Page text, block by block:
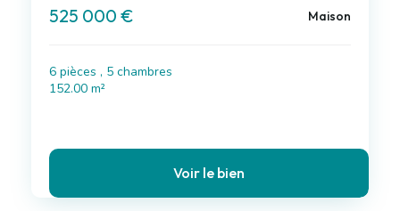
525 000 € Maison
6 pièces , 5 chambres
152.00 m²
Voir le bien